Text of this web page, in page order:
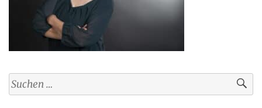
Suchen
nach: